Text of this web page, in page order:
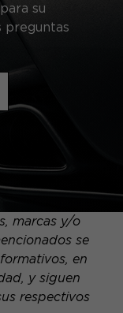
su
preguntas
marcas y/o
se
en
y siguen
respectivos